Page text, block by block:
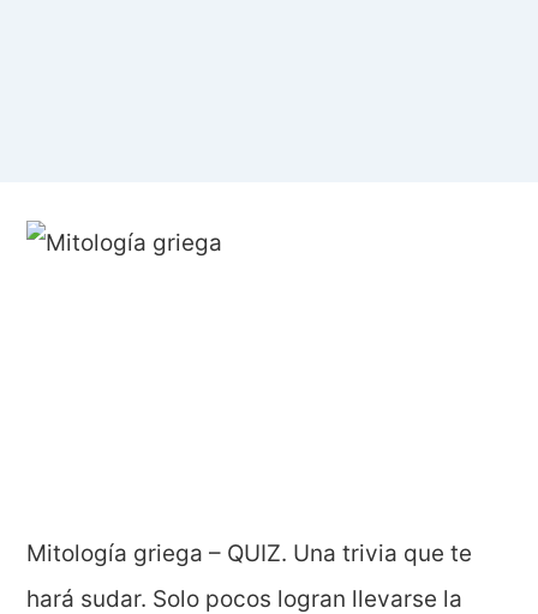
Mitología griega – QUIZ. Una trivia que te
hará sudar. Solo pocos logran llevarse la